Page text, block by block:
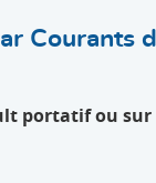
Courants
portatif ou sur